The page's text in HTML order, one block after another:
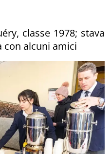
classe 1978; stava
con alcuni amici